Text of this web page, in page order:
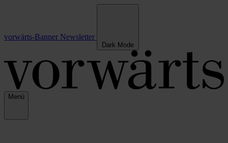
vorwärts-Banner Newsletter
Dark Mode
Menü